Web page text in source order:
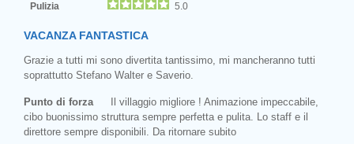
Pulizia
5.0
VACANZA FANTASTICA
Grazie a tutti mi sono divertita tantissimo, mi mancheranno tutti
soprattutto Stefano Walter e Saverio.
Punto di forza
Il villaggio migliore ! Animazione impeccabile,
cibo buonissimo struttura sempre perfetta e pulita. Lo staff e il
direttore sempre disponibili. Da ritornare subito